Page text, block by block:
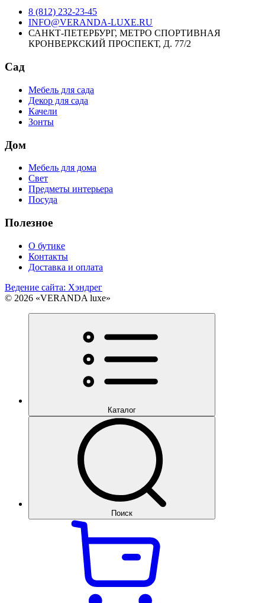
8 (812) 232-23-45
INFO@VERANDA-LUXE.RU
САНКТ-ПЕТЕРБУРГ, МЕТРО СПОРТИВНАЯ
КРОНВЕРКСКИЙ ПРОСПЕКТ, Д. 77/2
Сад
Мебель для сада
Декор для сада
Качели
Зонты
Дом
Мебель для дома
Свет
Предметы интерьера
Посуда
Полезное
О бутике
Контакты
Доставка и оплата
Ведение сайта: Хэндрег
© 2026 «VERANDA luxe»
Каталог
Поиск